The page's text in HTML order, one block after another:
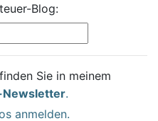
Blog:
Sie in meinem
.
anmelden.